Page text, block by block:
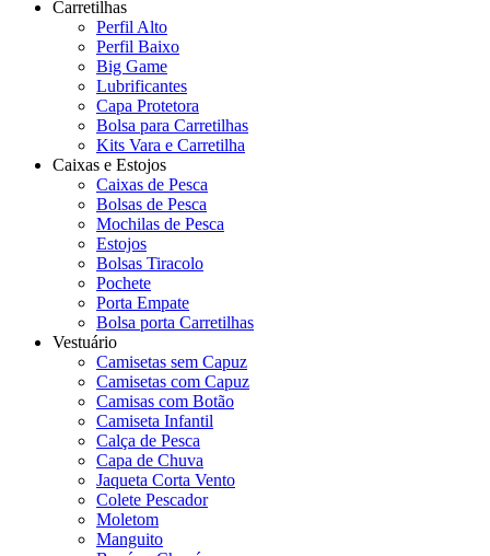
Carretilhas
Perfil Alto
Perfil Baixo
Big Game
Lubrificantes
Capa Protetora
Bolsa para Carretilhas
Kits Vara e Carretilha
Caixas e Estojos
Caixas de Pesca
Bolsas de Pesca
Mochilas de Pesca
Estojos
Bolsas Tiracolo
Pochete
Porta Empate
Bolsa porta Carretilhas
Vestuário
Camisetas sem Capuz
Camisetas com Capuz
Camisas com Botão
Camiseta Infantil
Calça de Pesca
Capa de Chuva
Jaqueta Corta Vento
Colete Pescador
Moletom
Manguito